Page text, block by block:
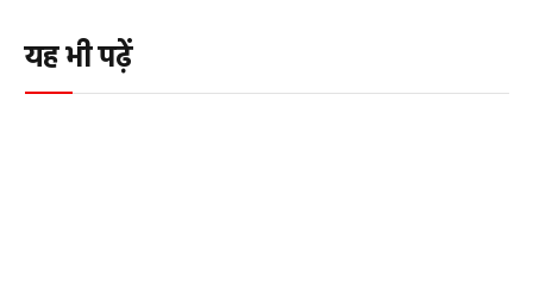
यह भी पढ़ें